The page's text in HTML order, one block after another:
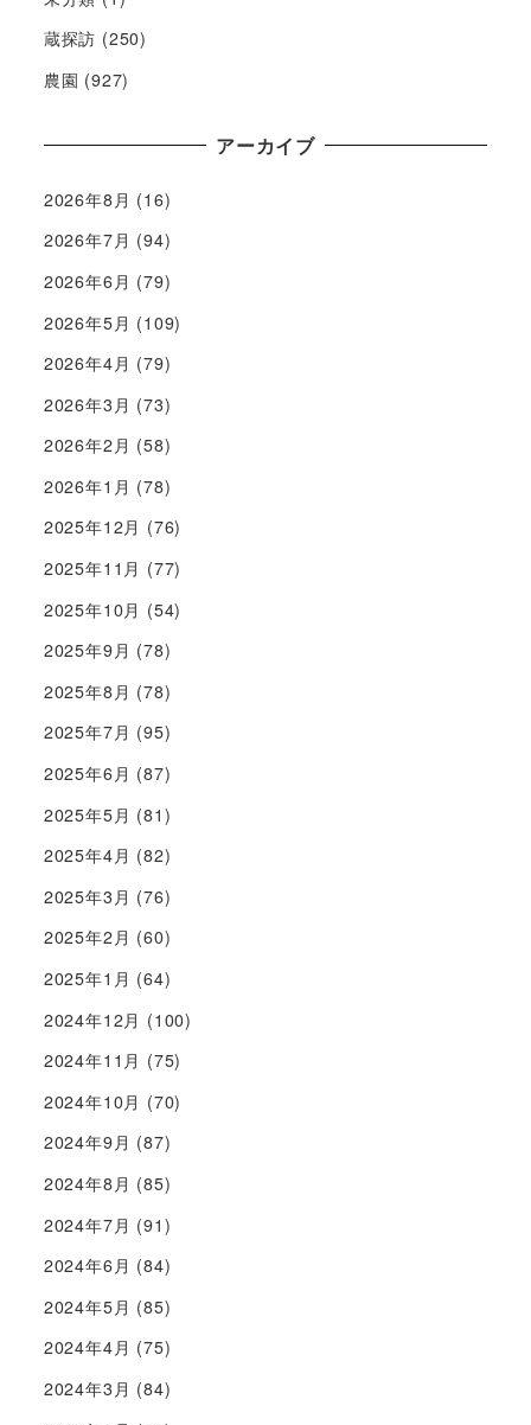
蔵探訪 (250)
農園 (927)
アーカイブ
2026年8月 (16)
2026年7月 (94)
2026年6月 (79)
2026年5月 (109)
2026年4月 (79)
2026年3月 (73)
2026年2月 (58)
2026年1月 (78)
2025年12月 (76)
2025年11月 (77)
2025年10月 (54)
2025年9月 (78)
2025年8月 (78)
2025年7月 (95)
2025年6月 (87)
2025年5月 (81)
2025年4月 (82)
2025年3月 (76)
2025年2月 (60)
2025年1月 (64)
2024年12月 (100)
2024年11月 (75)
2024年10月 (70)
2024年9月 (87)
2024年8月 (85)
2024年7月 (91)
2024年6月 (84)
2024年5月 (85)
2024年4月 (75)
2024年3月 (84)